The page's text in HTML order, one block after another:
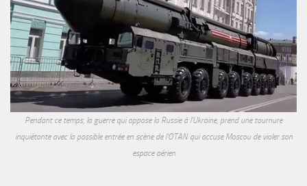
Pendant ce temps, la guerre qui oppose la Russie à l'Ukraine, prend une tournure
inquiétante avec la possible entrée en scène de l'OTAN qui accuse Moscou de violer son
espace aérien